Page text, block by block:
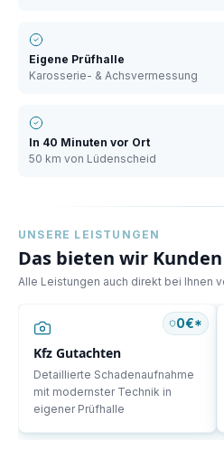
Eigene Prüfhalle
Karosserie- & Achsvermessung
In 40 Minuten vor Ort
50 km von Lüdenscheid
UNSERE LEISTUNGEN
Das bieten wir
Alle Leistungen auch direkt bei Ihnen
0€*
Kfz Gutachten
Detaillierte Schadenaufnahme
mit modernster Technik in
eigener Prüfhalle